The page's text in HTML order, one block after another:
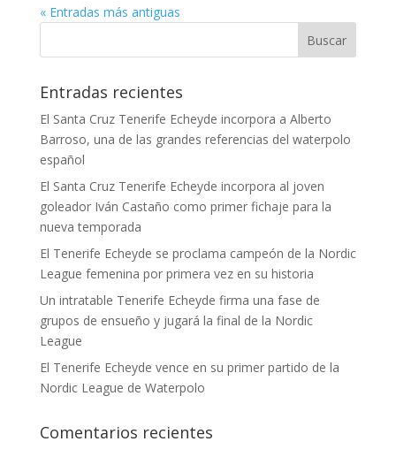
« Entradas más antiguas
Entradas recientes
El Santa Cruz Tenerife Echeyde incorpora a Alberto
Barroso, una de las grandes referencias del waterpolo
español
El Santa Cruz Tenerife Echeyde incorpora al joven
goleador Iván Castaño como primer fichaje para la
nueva temporada
El Tenerife Echeyde se proclama campeón de la Nordic
League femenina por primera vez en su historia
Un intratable Tenerife Echeyde firma una fase de
grupos de ensueño y jugará la final de la Nordic
League
El Tenerife Echeyde vence en su primer partido de la
Nordic League de Waterpolo
Comentarios recientes